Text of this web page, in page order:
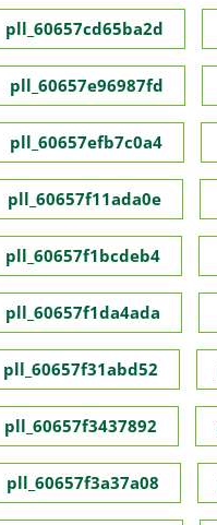
pll_60657cd65ba2d
pll_60657e96987fd
pll_60657efb7c0a4
pll_60657f11ada0e
pll_60657f1bcdeb4
pll_60657f1da4ada
pll_60657f31abd52
pll_60657f3437892
pll_60657f3a37a08